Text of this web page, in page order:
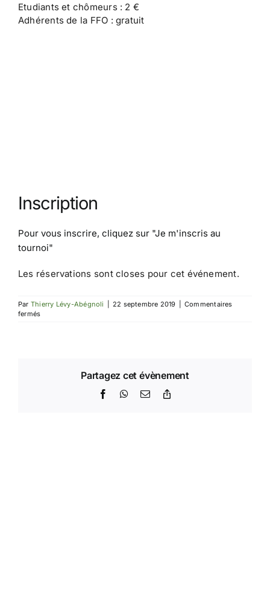
Etudiants et chômeurs : 2 €
Adhérents de la FFO : gratuit
Inscription
Pour vous inscrire, cliquez sur "Je m'inscris au
tournoi"
Les réservations sont closes pour cet événement.
Par Thierry Lévy-Abégnoli 22 septembre 2019
Commentaires
ferméssur
Partagez cet évènement
FacebookWhatsApp
Email